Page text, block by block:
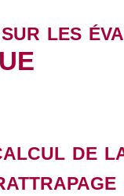
sur les
de